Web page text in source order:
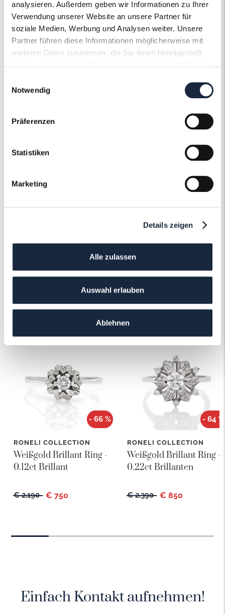
analysieren. Außerdem geben wir Informationen zu Ihrer
Verwendung unserer Website an unsere Partner für
soziale Medien, Werbung und Analysen weiter. Unsere
Partner führen diese Informationen möglicherweise mit
weiteren Daten zusammen, die Sie ihnen bereitgestellt
Notwendig
Präferenzen
Statistiken
Marketing
Details zeigen
Alle zulassen
Auswahl erlauben
Ablehnen
Edelsteinfarbe
Ringweite in mm 59
Der Roneli
Schmuckervice
Schmuckservice!
Das könnte Ihnen auch gefallen!
- 66 %
RONELI COLLECTION
Weißgold Brillant Ring -
0.12ct Brillant
€ 2.190 € 750
- 64 %
RONELI COLLECTION
Weißgold Brillant Ring -
0.22ct Brillanten
€ 2.390 € 850
Einfach Kontakt aufnehmen!